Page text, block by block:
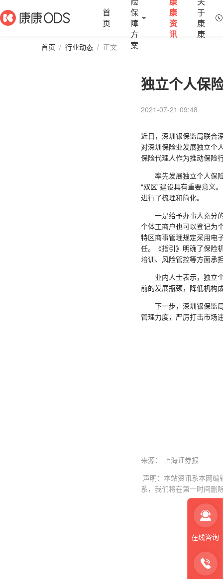
首
页
保
障
方
案
康
资
讯
于
康
康
首页 / 行业动态 / 正文
独立个人保
2021-07-21 09:48
近日，深圳银保监局联合
对深圳保险业发展独立个
保险代理人作为推动保险
率先发展独立个人保险
“双区”建设具有重要意义
进行了梳理和简化。
一是给予办事人充分的
个体工商户也可以登记为
特区商事管理规定采用电
任。《指引》明确了保险
培训、风险管控等方面承
业内人士表示，独立个
前的发展瓶颈，降低机构
下一步，深圳银保监局
管理力度，严厉打击市场
来源： 上海证券报
声明：本站资讯系本网
系，我们将在第一时间删
在线咨询